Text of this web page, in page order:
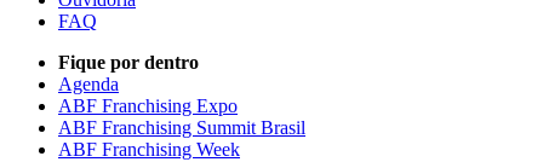
FAQ
Fique por dentro
Agenda
ABF Franchising Expo
ABF Franchising Summit Brasil
ABF Franchising Week